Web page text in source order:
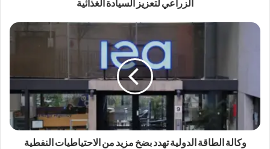
الزراعي لتعزيز السيادة الغذائية
وكالة الطاقة الدولية تهدد بضخ مزيد من الاحتياطيات النفطية